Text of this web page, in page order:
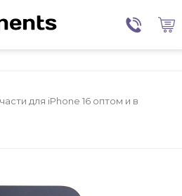
для iPhone 16 оптом и в